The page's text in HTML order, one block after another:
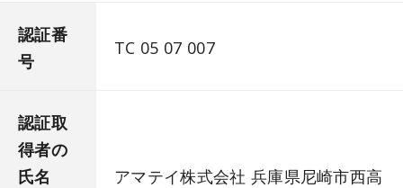
認証番
号
TC 05 07 007
認証取
得者の
氏名
アマテイ株式会社 兵庫県尼崎市西高